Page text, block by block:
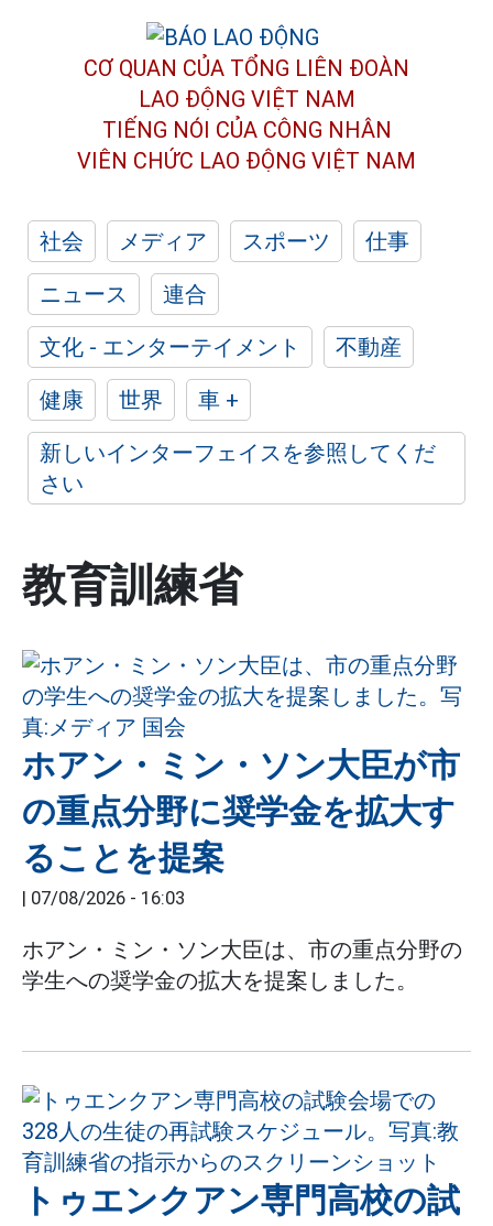
CƠ QUAN CỦA TỔNG LIÊN ĐOÀN
LAO ĐỘNG VIỆT NAM
TIẾNG NÓI CỦA CÔNG NHÂN
VIÊN CHỨC LAO ĐỘNG VIỆT NAM
社会 メディア スポーツ
仕事
ニュース
連合
文化 - エンターテイメント
不動産
健康
世界
車 +
新しいインターフェイスを参照してくだ
さい
教育訓練省
ホアン・ミン・ソン大臣が市
の重点分野に奨学金を拡大す
ることを提案
| 07/08/2026 - 16:03
ホアン・ミン・ソン大臣は、市の重点分野の
学生への奨学金の拡大を提案しました。
トゥエンクアン専門高校の試